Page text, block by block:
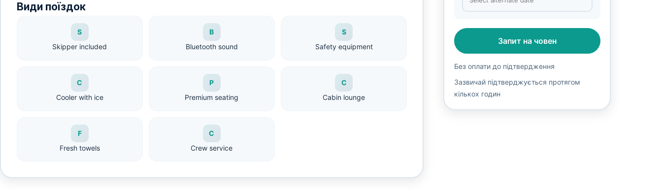
Види поїздок
S
Skipper included
B
Bluetooth sound
S
Safety equipment
C
Cooler with ice
P
Premium seating
C
Cabin lounge
F
Fresh towels
C
Crew service
Запит на човен
Без оплати до підтвердження
Зазвичай підтверджується протягом
кількох годин